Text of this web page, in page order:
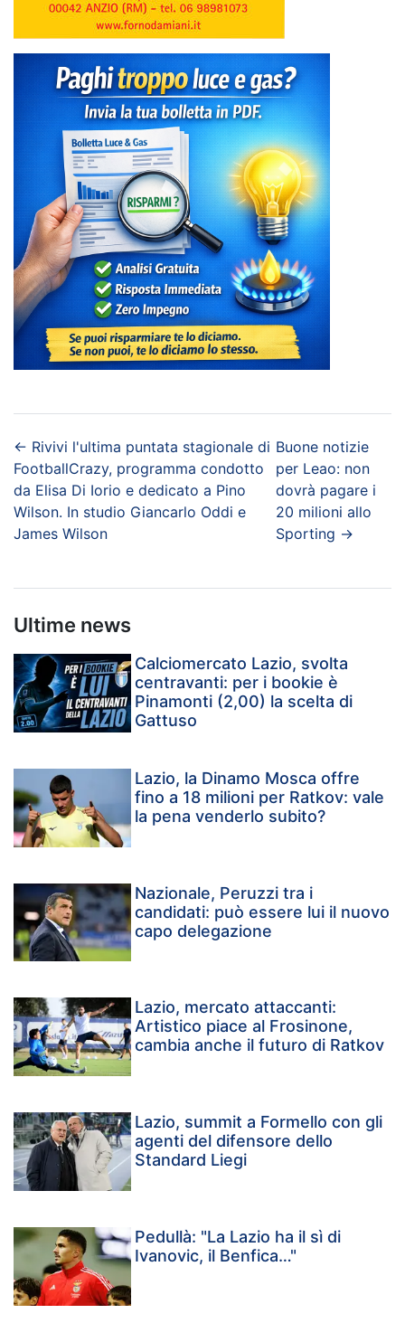
← Rivivi l'ultima puntata stagionale di
FootballCrazy, programma condotto
da Elisa Di Iorio e dedicato a Pino
Wilson. In studio Giancarlo Oddi e
James Wilson
Buone notizie
per Leao: non
dovrà pagare i
20 milioni allo
Sporting →
Ultime news
Calciomercato Lazio, svolta
centravanti: per i bookie è
Pinamonti (2,00) la scelta di
Gattuso
Lazio, la Dinamo Mosca offre
fino a 18 milioni per Ratkov: vale
la pena venderlo subito?
Nazionale, Peruzzi tra i
candidati: può essere lui il nuovo
capo delegazione
Lazio, mercato attaccanti:
Artistico piace al Frosinone,
cambia anche il futuro di Ratkov
Lazio, summit a Formello con gli
agenti del difensore dello
Standard Liegi
Pedullà: "La Lazio ha il sì di
Ivanovic, il Benfica…"